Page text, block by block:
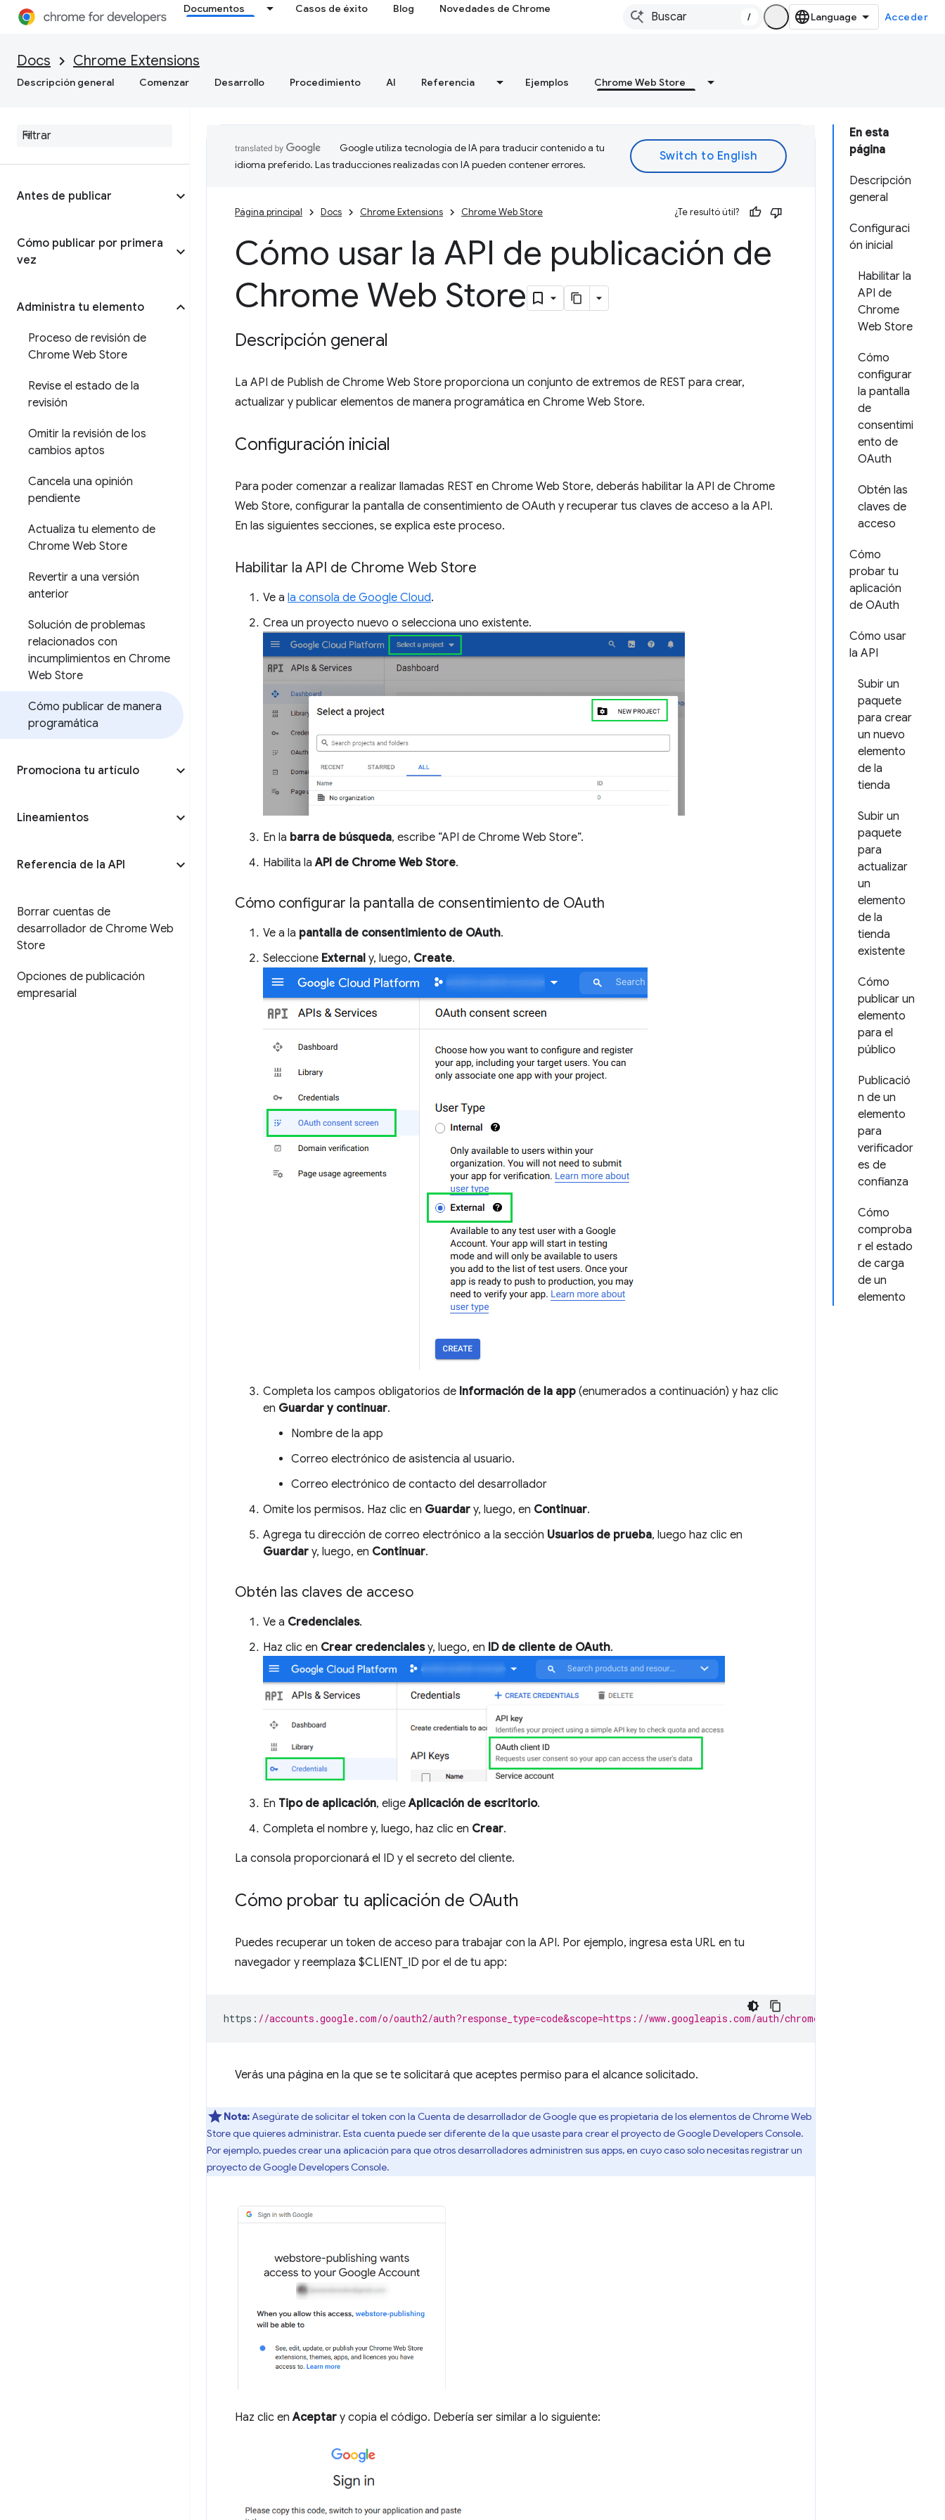
Documentos Casos de éxito Blog Novedades de Chrome
/ Acceder
Docs Chrome Extensions
Descripción general Comenzar Desarrollo Procedimiento AI Referencia Ejemplos Chrome Web Store
Antes de publicar
Cómo publicar por primera
vez
Administra tu elemento
Proceso de revisión de
Chrome Web Store
Revise el estado de la
revisión
Omitir la revisión de los
cambios aptos
Cancela una opinión
pendiente
Actualiza tu elemento de
Chrome Web Store
Revertir a una versión
anterior
Solución de problemas
relacionados con
incumplimientos en Chrome
Web Store
Cómo publicar de manera
programática
Promociona tu artículo
Lineamientos
Referencia de la API
Borrar cuentas de
desarrollador de Chrome Web
Store
Opciones de publicación
empresarial
En esta
página
Descripción
general
Configuraci
ón inicial
Habilitar la
API de
Chrome
Web Store
Cómo
configurar
la pantalla
de
consentimi
ento de
OAuth
Obtén las
claves de
acceso
Cómo
probar tu
aplicación
de OAuth
Cómo usar
la API
Subir un
paquete
para crear
un nuevo
elemento
de la
tienda
Subir un
paquete
para
actualizar
un
elemento
de la
tienda
existente
Cómo
publicar un
elemento
para el
público
Publicació
n de un
elemento
para
verificador
es de
confianza
Cómo
comproba
r el estado
de carga
de un
elemento
Google utiliza tecnología de IA para traducir contenido a tu
idioma preferido. Las traducciones realizadas con IA pueden contener errores.
Página principal Docs Chrome Extensions Chrome Web Store ¿Te resultó útil?
Cómo usar la API de publicación de
Chrome Web Store
Descripción general
La API de Publish de Chrome Web Store proporciona un conjunto de extremos de REST para crear,
actualizar y publicar elementos de manera programática en Chrome Web Store.
Configuración inicial
Para poder comenzar a realizar llamadas REST en Chrome Web Store, deberás habilitar la API de Chrome
Web Store, configurar la pantalla de consentimiento de OAuth y recuperar tus claves de acceso a la API.
En las siguientes secciones, se explica este proceso.
Habilitar la API de Chrome Web Store
Ve a la consola de Google Cloud.
Crea un proyecto nuevo o selecciona uno existente.
En la barra de búsqueda, escribe “API de Chrome Web Store”.
Habilita laAPI de Chrome Web Store.
Cómo configurar la pantalla de consentimiento de OAuth
Ve a la pantalla de consentimiento de OAuth.
Seleccione External y, luego, Create.
Completa los campos obligatorios de Información de la app (enumerados a continuación) y haz clic
en Guardar y continuar.
Nombre de la app
Correo electrónico de asistencia al usuario.
Correo electrónico de contacto del desarrollador
Omite los permisos. Haz clic en Guardar y, luego, en Continuar.
Agrega tu dirección de correo electrónico a la sección Usuarios de prueba, luego haz clic en
Guardar y, luego, en Continuar.
Obtén las claves de acceso
Ve a Credenciales.
Haz clic en Crear credencialesy, luego, en ID de cliente de OAuth.
En Tipo de aplicación, eligeAplicación de escritorio.
Completa el nombre y, luego, haz clic en Crear.
La consola proporcionará el ID y el secreto del cliente.
Cómo probar tu aplicación de OAuth
Puedes recuperar un token de acceso para trabajar con la API. Por ejemplo, ingresa esta URL en tu
navegador y reemplaza $CLIENT_ID por el de tu app:
https : //accounts.google.com/o/oauth2/auth?response_type=code&scope=https://www.googleapis.com/auth/
Verás una página en la que se te solicitará que aceptes permiso para el alcance solicitado.
Nota: Asegúrate de solicitar el token con la Cuenta de desarrollador de Google que es propietaria de los elementos de Chrome Web
Store que quieres administrar. Esta cuenta puede ser diferente de la que usaste para crear el proyecto de Google Developers Console.
Por ejemplo, puedes crear una aplicación para que otros desarrolladores administren sus apps, en cuyo caso solo necesitas registrar un
proyecto de Google Developers Console.
Haz clic enAceptar y copia el código. Debería ser similar a lo siguiente: